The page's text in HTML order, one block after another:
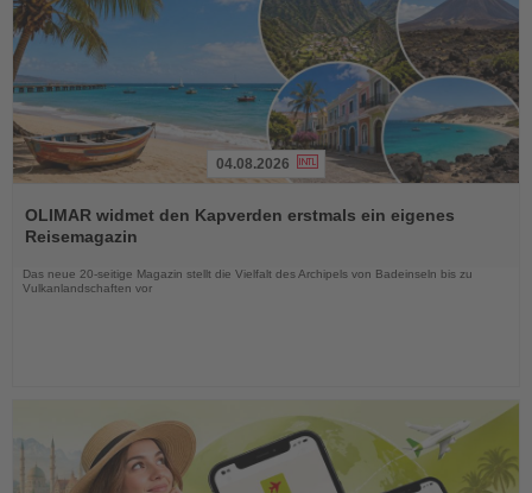
Sie
die
Nachrichten
04.08.2026
OLIMAR widmet den Kapverden erstmals ein eigenes
Reisemagazin
Das neue 20-seitige Magazin stellt die Vielfalt des Archipels von Badeinseln bis zu
Vulkanlandschaften vor